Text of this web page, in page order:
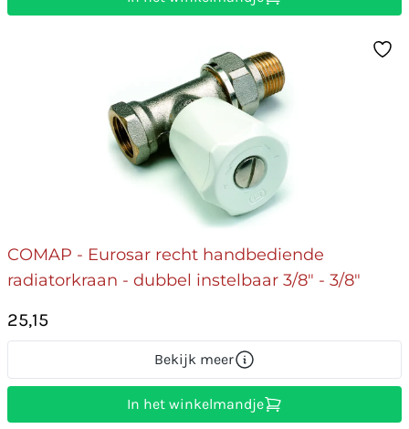
COMAP - Eurosar recht handbediende
radiatorkraan - dubbel instelbaar 3/8" - 3/8"
25,15
Bekijk meer
In het winkelmandje